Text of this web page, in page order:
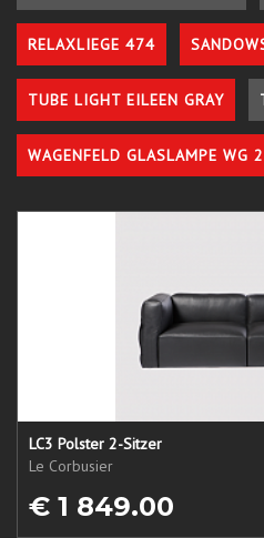
RELAXLIEGE 474
TUBE LIGHT EILEEN GRAY
WAGENFELD GLASLAMPE WG
LC3 Polster 2-Sitzer
Le Corbusier
€ 1 849.00